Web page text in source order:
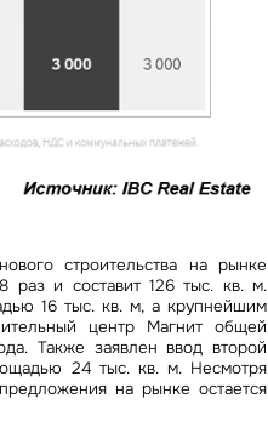
строительства на рынке
раз и составит 126 тыс. кв. м.
16 тыс. кв. м, а крупнейшим
центр Магнит общей
Также заявлен ввод второй
24 тыс. кв. м. Несмотря
на рынке остается